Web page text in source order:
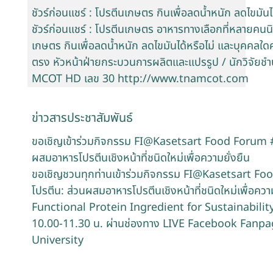
ชัวร์ก่อนแชร์ : โปรตีนเกษตร กินเพื่อลดน้ำหนัก ลดไขมัน
ชัวร์ก่อนแชร์ : โปรตีนเกษตร อาหารทางเลือกที่หลายค
เกษตร กินเพื่อลดน้ำหนัก ลดไขมันได้หรือไม่ และบุคคล
ตรง หัวหน้าฝ่ายกระบวนการผลิตและแปรรูป / นักวิจัย
MCOT HD เลข 30 http://www.tnamcot.com
ข่าวสารประชาสัมพันธ์
ขอเชิญเข้าร่วมกิจกรรม FI@Kasetsart Food
ผสมอาหารโปรตีนเชิงหน้าที่ชนิดใหม่เพื่อความยั่งยืน
ขอเชิญชวนทุกท่านเข้าร่วมกิจกรรม FI@Kasetsart
โปรตีน: ส่วนผสมอาหารโปรตีนเชิงหน้าที่ชนิดใหม่เพื่อ
Functional Protein Ingredient for
10.00-11.30 น. ผ่านช่องทาง LIVE Facebook
University